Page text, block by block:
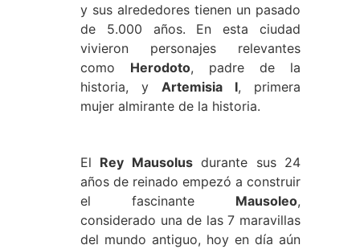
y sus alrededores tienen un pasado
de 5.000 años. En esta ciudad
vivieron personajes relevantes
como Herodoto, padre de la
historia, y Artemisia I, primera
mujer almirante de la historia.
El Rey Mausolusdurante sus 24
años de reinado empezó a construir
el fascinante Mausoleo,
considerado una de las 7 maravillas
del mundo antiguo, hoy en día aún